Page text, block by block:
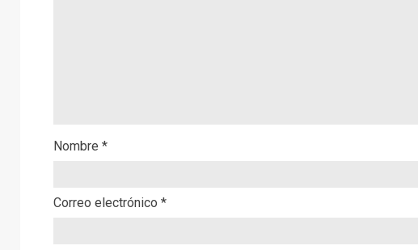
Nombre *
Correo electrónico *